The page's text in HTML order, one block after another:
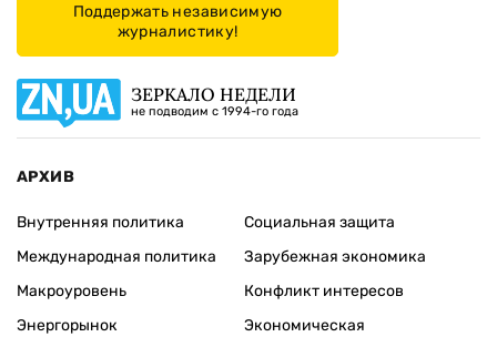
Поддержать независимую
журналистику!
ЗЕРКАЛО НЕДЕЛИ
не подводим с 1994-го года
АРХИВ
Внутренняя политика
Международная политика
Макроуровень
Энергорынок
Социальная защита
Зарубежная экономика
Конфликт интересов
Экономическая